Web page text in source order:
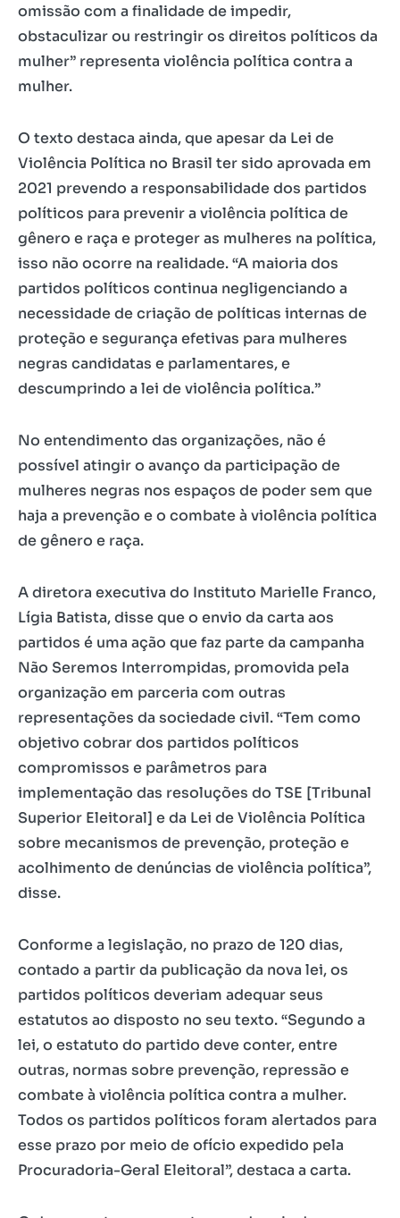
omissão com a finalidade de impedir,
obstaculizar ou restringir os direitos políticos da
mulher” representa violência política contra a
mulher.
O texto destaca ainda, que apesar da Lei de
Violência Política no Brasil ter sido aprovada em
2021 prevendo a responsabilidade dos partidos
políticos para prevenir a violência política de
gênero e raça e proteger as mulheres na política,
isso não ocorre na realidade. “A maioria dos
partidos políticos continua negligenciando a
necessidade de criação de políticas internas de
proteção e segurança efetivas para mulheres
negras candidatas e parlamentares, e
descumprindo a lei de violência política.”
No entendimento das organizações, não é
possível atingir o avanço da participação de
mulheres negras nos espaços de poder sem que
haja a prevenção e o combate à violência política
de gênero e raça.
A diretora executiva do Instituto Marielle Franco,
Lígia Batista, disse que o envio da carta aos
partidos é uma ação que faz parte da campanha
Não Seremos Interrompidas, promovida pela
organização em parceria com outras
representações da sociedade civil. “Tem como
objetivo cobrar dos partidos políticos
compromissos e parâmetros para
implementação das resoluções do TSE [Tribunal
Superior Eleitoral] e da Lei de Violência Política
sobre mecanismos de prevenção, proteção e
acolhimento de denúncias de violência política”,
disse.
Conforme a legislação, no prazo de 120 dias,
contado a partir da publicação da nova lei, os
partidos políticos deveriam adequar seus
estatutos ao disposto no seu texto. “Segundo a
lei, o estatuto do partido deve conter, entre
outras, normas sobre prevenção, repressão e
combate à violência política contra a mulher.
Todos os partidos políticos foram alertados para
esse prazo por meio de ofício expedido pela
Procuradoria-Geral Eleitoral”, destaca a carta.